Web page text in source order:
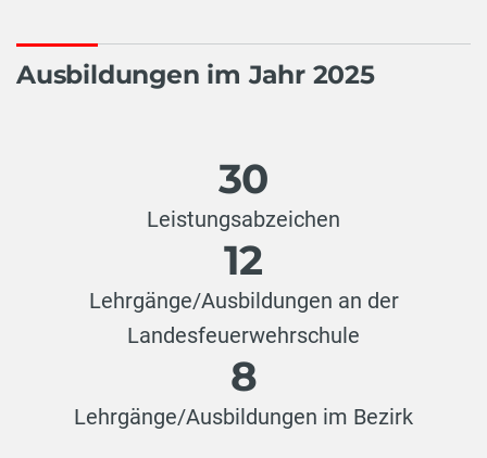
Ausbildungen im Jahr 2025
30
Leistungsabzeichen
12
Lehrgänge/Ausbildungen an der
Landesfeuerwehrschule
8
Lehrgänge/Ausbildungen im Bezirk